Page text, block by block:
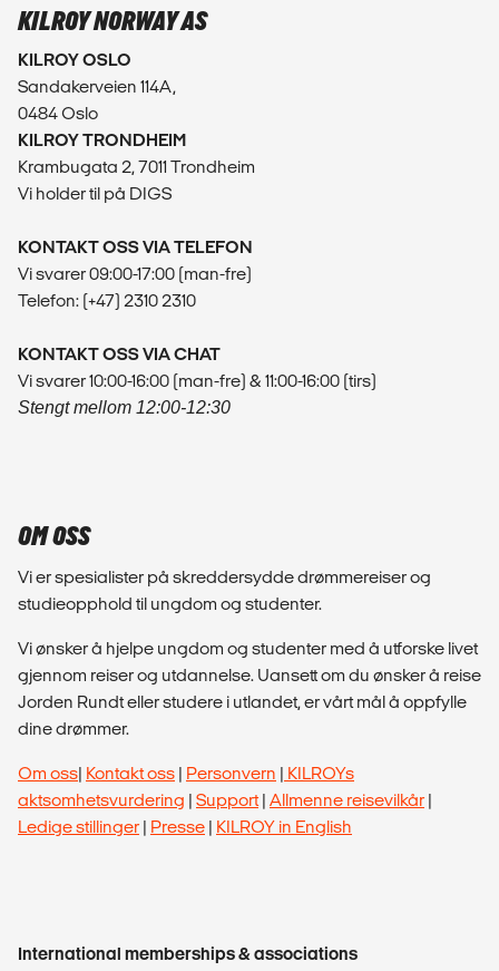
KILROY NORWAY AS
KILROY OSLO
Sandakerveien 114A,
0484 Oslo
KILROY TRONDHEIM
Krambugata 2, 7011 Trondheim
Vi holder til på DIGS
KONTAKT OSS VIA TELEFON
Vi svarer 09:00-17:00 (man-fre)
Telefon: (+47) 2310 2310
KONTAKT OSS VIA CHAT
Vi svarer 10:00-16:00 (man-fre) & 11:00-16:00 (tirs)
Stengt mellom 12:00-12:30
OM OSS
Vi er spesialister på skreddersydde drømmereiser og
studieopphold til ungdom og studenter.
Vi ønsker å hjelpe ungdom og studenter med å utforske livet
gjennom reiser og utdannelse. Uansett om du ønsker å reise
Jorden Rundt eller studere i utlandet, er vårt mål å oppfylle
dine drømmer.
Om oss| Kontakt oss | Personvern | KILROYs
aktsomhetsvurdering | Support| Allmenne reisevilkår |
Ledige stillinger | Presse | KILROY in English
International memberships & associations